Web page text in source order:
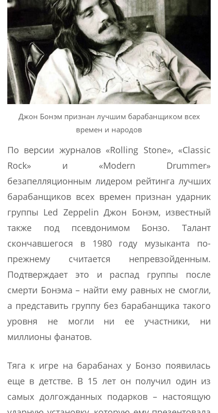
Джон Бонэм признан лучшим барабанщиком всех
времен и народов
По версии журналов «Rolling Stone», «Classic
Rock» и «Modern Drummer»
безапелляционным лидером рейтинга лучших
барабанщиков всех времен признан ударник
группы Led Zeppelin Джон Бонэм, известный
также под псевдонимом Бонзо. Талант
скончавшегося в 1980 году музыканта по-
прежнему считается непревзойденным.
Подтверждает это и распад группы после
смерти Бонэма – найти ему равных не смогли,
а представить группу без барабанщика такого
уровня не могли ни ее участники, ни
миллионы фанатов.
Тяга к игре на барабанах у Бонзо появилась
еще в детстве. В 15 лет он получил один из
самых долгожданных подарков – настоящую